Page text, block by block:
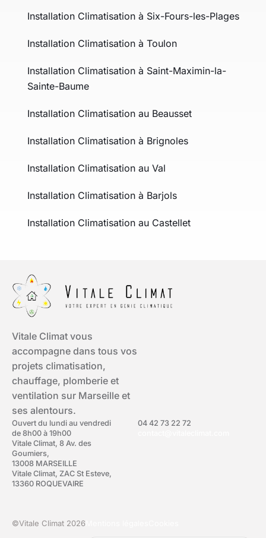
Installation Climatisation à Six-Fours-les-Plages
Installation Climatisation à Toulon
Installation Climatisation à Saint-Maximin-la-
Sainte-Baume
Installation Climatisation au Beausset
Installation Climatisation à Brignoles
Installation Climatisation au Val
Installation Climatisation à Barjols
Installation Climatisation au Castellet
Vitale Climat vous
accompagne dans tous vos
projets climatisation,
chauffage, plomberie et
ventilation sur Marseille et
ses alentours.
Ouvert du lundi au vendredi
de 8h00 à 19h00
04 42 73 22 72
Vitale Climat, 8 Av. des
Goumiers,
13008 MARSEILLE
Vitale Climat, ZAC St Esteve,
13360 ROQUEVAIRE
©Vitale Climat 2026